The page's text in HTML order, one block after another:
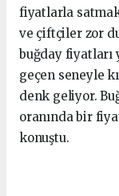
fiyatlarla
ve çiftçiler zor
buğday fiyatları
geçen seneyle
denk geliyor.
oranında bir
konuştu.